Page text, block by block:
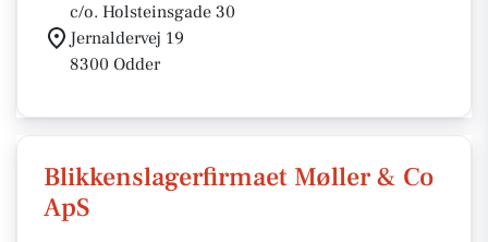
c/o. Holsteinsgade 30
Jernaldervej 19
8300 Odder
Blikkenslagerfirmaet Møller & Co
ApS